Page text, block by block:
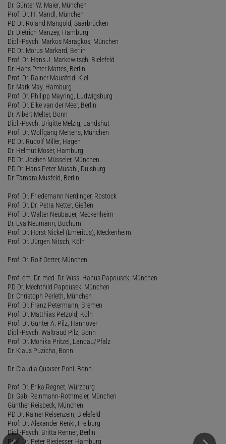
Dr. Günter W. Maier, München
Prof. Dr. H. Mandl, München
PD Dr. Roland Mangold, Saarbrücken
Dr. Dietrich Manzey, Hamburg
Dipl.-Psych. Markos Maragkos, München
PD Dr. Morus Markard, Berlin
Prof. Dr. Hans J. Markowitsch, Bielefeld
Dr. Hans Peter Mattes, Berlin
Prof. Dr. Rainer Mausfeld, Kiel
Dr. Mark May, Hamburg
Prof. Dr. Philipp Mayring, Ludwigsburg
Prof. Dr. Elke van der Meer, Berlin
Dr. Albert Melter, Bonn
Dipl.-Psych. Brigitte Melzig, Landshut
Prof. Dr. Wolfgang Mertens, München
PD Dr. Rudolf Miller, Hagen
Dr. Helmut Moser, Hamburg
PD Dr. Jochen Müsseler, München
PD Dr. Hans Peter Musahl, Duisburg
Dr. Tamara Musfeld, Berlin
Prof. Dr. Friedemann Nerdinger, Rostock
Prof. Dr. Dr. Petra Netter, Gießen
Prof. Dr. Walter Neubauer, Meckenheim
Dr. Eva Neumann, Bochum
Prof. Dr. Horst Nickel (Emeritus), Meckenheim
Prof. Dr. Jürgen Nitsch, Köln
Prof. Dr. Rolf Oerter, München
Prof. em. Dr. med. Dr. Wiss. Hanus Papousek, München
PD Dr. Mechthild Papousek, München
Dr. Christoph Perleth, München
Prof. Dr. Franz Petermann, Bremen
Prof. Dr. Matthias Petzold, Köln
Prof. Dr. Gunter A. Pilz, Hannover
Dipl.-Psych. Waltraud Pilz, Bonn
Prof. Dr. Monika Pritzel, Landau/Pfalz
Dr. Klaus Puzicha, Bonn
Dr. Claudia Quaiser-Pohl, Bonn
Prof. Dr. Erika Regnet, Würzburg
Dr. Gabi Reinmann-Rothmeier, München
Günther Reisbeck, München
PD Dr. Rainer Reisenzein, Bielefeld
Prof. Dr. Alexander Renkl, Freiburg
Dipl.-Psych. Britta Renner, Berlin
Prof. Dr. Peter Riedesser, Hamburg